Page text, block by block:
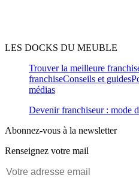
LES DOCKS DU MEUBLE
Trouver la meilleure
franchiseConseils et guides
médias
Devenir franchiseur : mode
Abonnez-vous à la newsletter
Renseignez votre mail